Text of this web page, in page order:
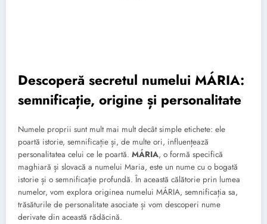
Descoperă secretul numelui MÁRIA:
semnificație, origine și personalitate
Numele proprii sunt mult mai mult decât simple etichete: ele
poartă istorie, semnificație și, de multe ori, influențează
personalitatea celui ce le poartă. MÁRIA, o formă specifică
maghiară și slovacă a numelui Maria, este un nume cu o bogată
istorie și o semnificație profundă. În această călătorie prin lumea
numelor, vom explora originea numelui MÁRIA, semnificația sa,
trăsăturile de personalitate asociate și vom descoperi nume
derivate din această rădăcină.